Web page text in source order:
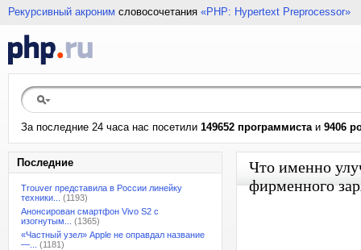
Рекурсивный акроним словосочетания «PHP: Hypertext Preprocessor»
За последние 24 часа нас посетили 149652 программистаи 9406
Последние
Trouver представила в России линейку
техники...
(1193)
Анонсирован смартфон Vivo S2 с
изогнутым...
(1365)
«Частный узел» Apple не оправдал название
—...
(1181)
Что именно
фирменного